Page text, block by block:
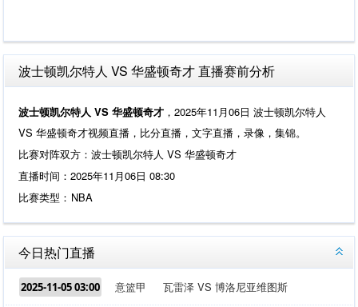
波士顿凯尔特人 VS 华盛顿奇才 直播赛前分析
波士顿凯尔特人 VS 华盛顿奇才 ，2025年11月06日 波士顿凯尔特人
VS 华盛顿奇才视频直播，比分直播，文字直播，录像，集锦。
比赛对阵双方：波士顿凯尔特人 VS 华盛顿奇才
直播时间：2025年11月06日 08:30
比赛类型： NBA
今日热门直播
2025-11-05 03:00 意篮甲 瓦雷泽 VS 博洛尼亚维图斯